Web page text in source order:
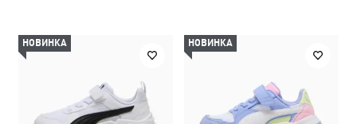
НОВИНКА НОВИНКА